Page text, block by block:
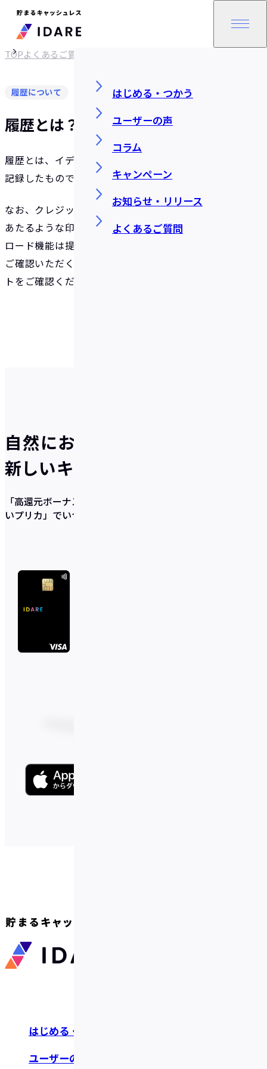
はじめる・つかう
ユーザーの声
コラム
キャンペーン
お知らせ・リリース
よくあるご質問
TOPよくあるご質問
履歴について
履歴とは？
履歴とは、イデアで行った入金・積立・支払などを
記録したものです。
なお、クレジットカードにおける毎月の利用明細に
あたるような印刷物の発行およびデータでのダウン
ロード機能は提供していません。アプリ内の履歴を
ご確認いただくか、店舗やATMで発行されたレシー
トをご確認ください。
自然にお得が貯まる、
新しいキャッシュレスのかたち
「高還元ボーナス×充実の貯蓄サポート機能×使いやす
いプリカ」 でいつの間にか貯まるを実現
はじめる・つかう
ユーザーの声